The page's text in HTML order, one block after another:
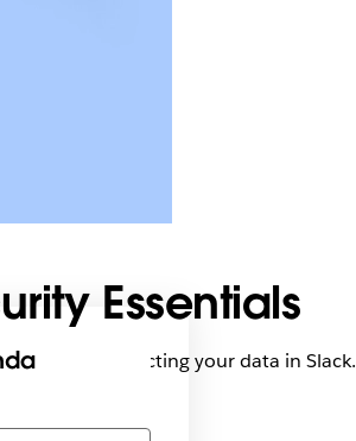
Essentials
for protecting your data in Slack.